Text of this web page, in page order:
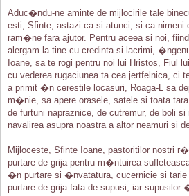
Aduc�ndu-ne aminte de mijlocirile tale
esti, Sfinte, astazi ca si atunci, si ca nimeni
ram�ne fara ajutor. Pentru aceea si noi,
alergam la tine cu credinta si lacrimi,
Ioane, sa te rogi pentru noi lui Hristos, Fiul
cu vederea rugaciunea ta cea jertfelnica, ci
a primit �n cerestile locasuri, Roaga-L sa
m�nie, sa apere orasele, satele si toata
de furtuni napraznice, de cutremur, de boli
navalirea asupra noastra a altor neamuri si
Mijloceste, Sfinte Ioane, pastoritilor nostri
purtare de grija pentru m�ntuirea
�n purtare si �nvatatura, cucernicie si
purtare de grija fata de supusi, iar